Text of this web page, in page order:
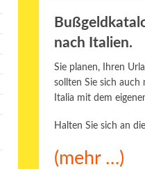
nach Italien.
Sie planen, Ihren
sollten Sie sich auch
Italia mit dem
Halten Sie sich an
(mehr …)